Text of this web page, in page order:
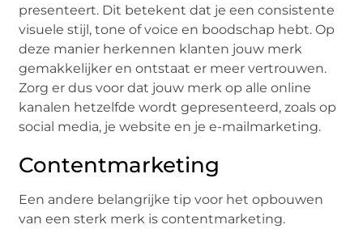
presenteert. Dit betekent dat je een consistente
visuele stijl, tone of voice en boodschap hebt. Op
deze manier herkennen klanten jouw merk
gemakkelijker en ontstaat er meer vertrouwen.
Zorg er dus voor dat jouw merk op alle online
kanalen hetzelfde wordt gepresenteerd, zoals op
social media, je website en je e-mailmarketing.
Contentmarketing
Een andere belangrijke tip voor het opbouwen
van een sterk merk is contentmarketing.